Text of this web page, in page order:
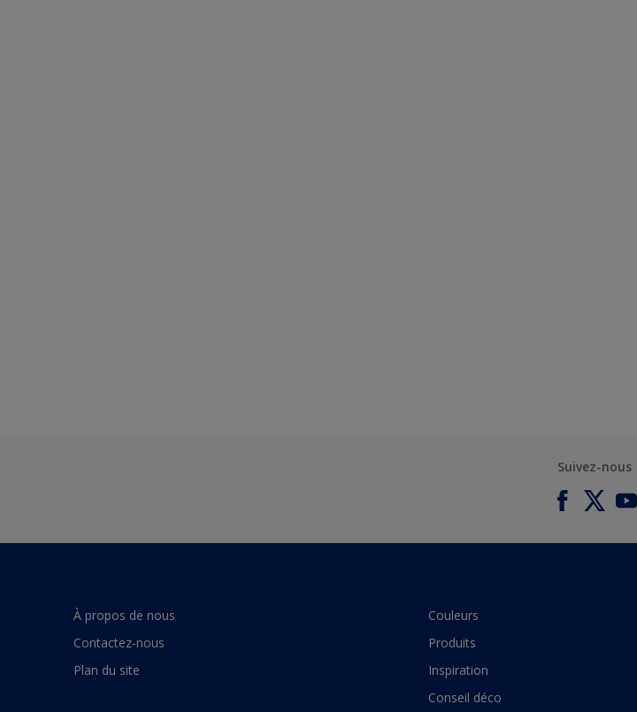
Suivez-nous
À propos de nous
Contactez-nous
Plan du site
Couleurs
Produits
Inspiration
Conseil déco